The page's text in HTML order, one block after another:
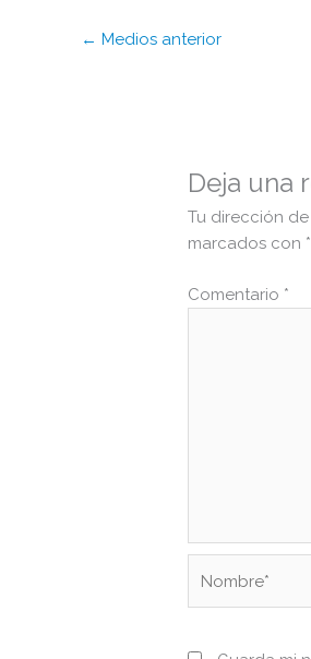
← Medios anterior
Deja una
Tu dirección
marcados con *
Comentario *